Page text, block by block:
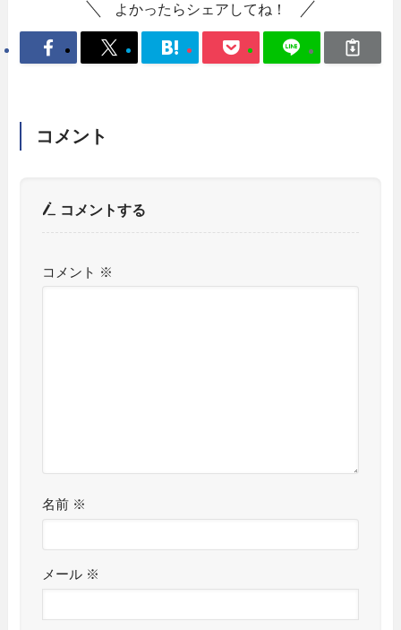
よかったらシェアしてね！
コメント
コメントする
コメント ※
名前 ※
メール ※